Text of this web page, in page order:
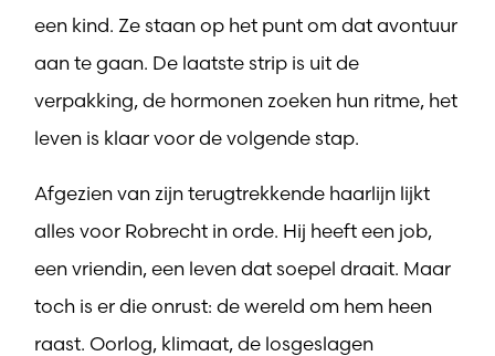
een kind. Ze staan op het punt om dat avontuur
aan te gaan. De laatste strip is uit de
verpakking, de hormonen zoeken hun ritme, het
leven is klaar voor de volgende stap.
Afgezien van zijn terugtrekkende haarlijn lijkt
alles voor Robrecht in orde. Hij heeft een job,
een vriendin, een leven dat soepel draait. Maar
toch is er die onrust: de wereld om hem heen
raast. Oorlog, klimaat, de losgeslagen